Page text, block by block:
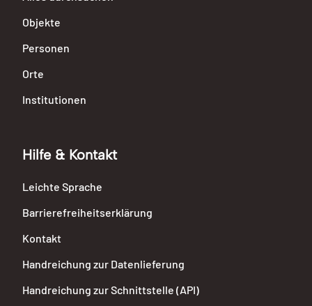
Objekte
Personen
Orte
Institutionen
Hilfe & Kontakt
Leichte Sprache
Barrierefreiheitserklärung
Kontakt
Handreichung zur Datenlieferung
Handreichung zur Schnittstelle (API)